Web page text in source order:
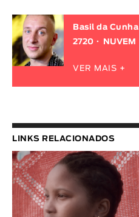
Basil da Cunha
2720
NUVEM
VER MAIS +
LINKS RELACIONADOS